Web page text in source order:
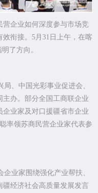
企业如何深度参与市场竞
衔接。 5 月 31 日上午，在喀
了方向。
、中国光彩事业促进会、
主办。部分全国工商联企业
业家及对口援疆省市企业
率领苏商民营企业家代表参
业家围绕强化产业帮扶、
经济社会高质量发展发言